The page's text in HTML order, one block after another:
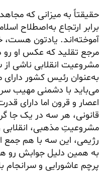
حقیقتاً به میزانی که
برابر ارتجاع به‌اصطلاح
آموخته‌اند. یادتون هست،
مرجع تقلید که عکس او رو
مشروعیت انقلابی ناشی
به‌عنوان رئیس کشور
می‌باید با دشمنی مهیب سر
اعصار و قرون اما دارای
قانونی، هر سه در یک جا گره
مشروعیتِ مذهبی، انقلابی
رژیمی، این سه با هم جمع
به همین دلیل جوابش رو
پرچم عاشورایی و سرانجام